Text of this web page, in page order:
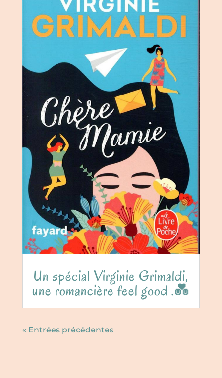
Un spécial Virginie Grimaldi,
une romancière feel good .💑
« Entrées précédentes